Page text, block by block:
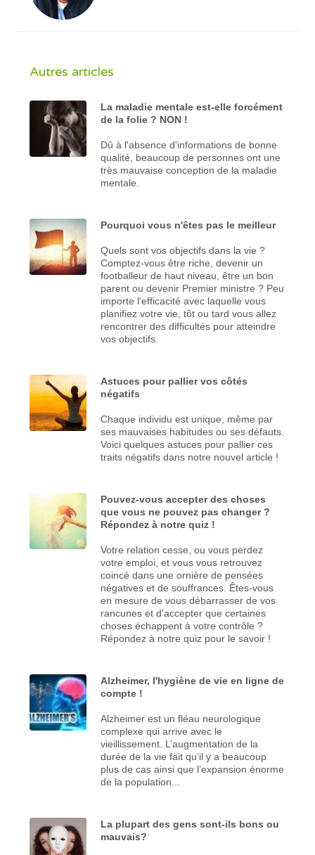
Autres articles
La maladie mentale est-elle forcément
de la folie ? NON !
Dû à l'absence d'informations de bonne
qualité, beaucoup de personnes ont une
très mauvaise conception de la maladie
mentale.
Pourquoi vous n'êtes pas le meilleur
Quels sont vos objectifs dans la vie ?
Comptez-vous être riche, devenir un
footballeur de haut niveau, être un bon
parent ou devenir Premier ministre ? Peu
importe l'efficacité avec laquelle vous
planifiez votre vie, tôt ou tard vous allez
rencontrer des difficultés pour atteindre
vos objectifs.
Astuces pour pallier vos côtés
négatifs
Chaque individu est unique, même par
ses mauvaises habitudes ou ses défauts.
Voici quelques astuces pour pallier ces
traits négatifs dans notre nouvel article !
Pouvez-vous accepter des choses
que vous ne pouvez pas changer ?
Répondez à notre quiz !
Votre relation cesse, ou vous perdez
votre emploi, et vous vous retrouvez
coincé dans une ornière de pensées
négatives et de souffrances. Êtes-vous
en mesure de vous débarrasser de vos
rancunes et d'accepter que certaines
choses échappent à votre contrôle ?
Répondez à notre quiz pour le savoir !
Alzheimer, l'hygiène de vie en ligne de
compte !
Alzheimer est un fléau neurologique
complexe qui arrive avec le
vieillissement. L’augmentation de la
durée de la vie fait qu’il y a beaucoup
plus de cas ainsi que l’expansion énorme
de la population...
La plupart des gens sont-ils bons ou
mauvais?